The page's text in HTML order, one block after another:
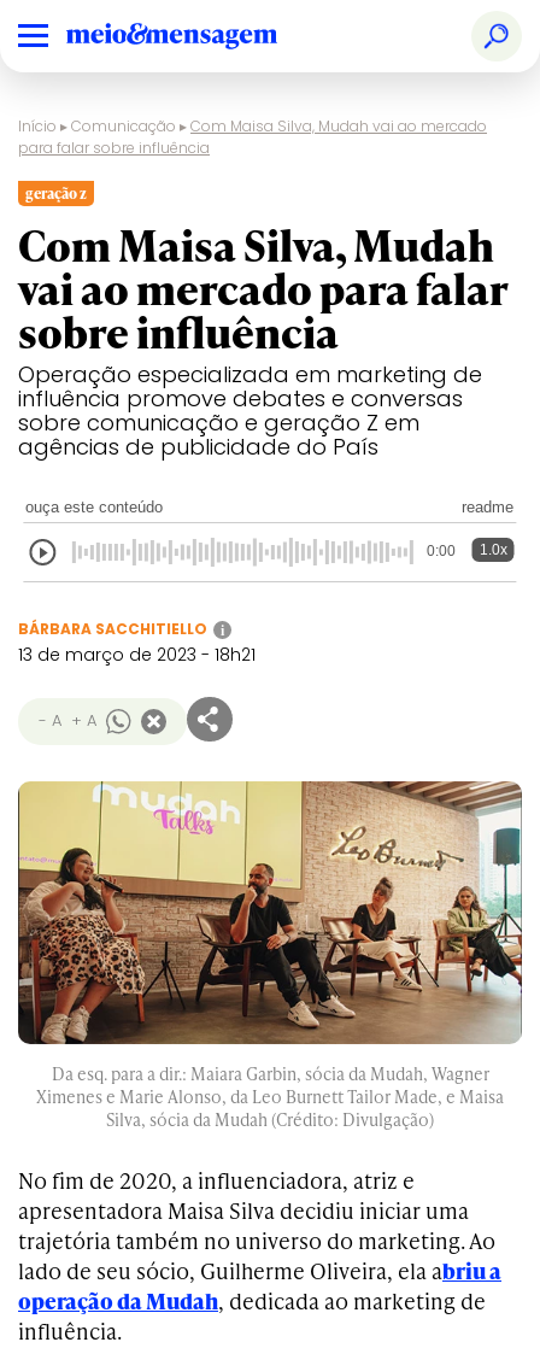
Início ▸Comunicação ▸Com Maisa Silva, Mudah vai ao mercado
para falar sobre influência
geração z
Com Maisa Silva, Mudah
vai ao mercado para falar
sobre influência
Operação especializada em marketing de
influência promove debates e conversas
sobre comunicação e geração Z em
agências de publicidade do País
ouça este conteúdo readme
0:00 1.0x
BÁRBARA SACCHITIELLO i
13 de março de 2023 - 18h21
- A + A
Da esq. para a dir.: Maiara Garbin, sócia da Mudah, Wagner
Ximenes e Marie Alonso, da Leo Burnett Tailor Made, e Maisa
Silva, sócia da Mudah (Crédito: Divulgação)
No fim de 2020, a influenciadora, atriz e
apresentadora Maisa Silva decidiu iniciar uma
trajetória também no universo do marketing. Ao
lado de seu sócio, Guilherme Oliveira, ela abriu a
operação da Mudah, dedicada ao marketing de
influência.